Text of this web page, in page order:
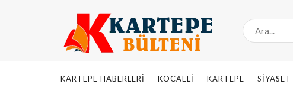
KARTEPE HABERLERI KOCAELI KARTEPE SIYASET